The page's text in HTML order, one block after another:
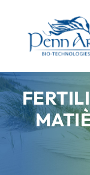
contenu
AGRICOLE
ESPACES VERTS